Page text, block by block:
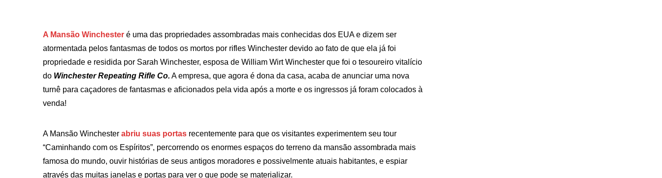
A Mansão Winchester é uma das propriedades assombradas mais conhecidas dos EUA e dizem ser
atormentada pelos fantasmas de todos os mortos por rifles Winchester devido ao fato de que ela já foi
propriedade e residida por Sarah Winchester, esposa de William Wirt Winchester que foi o tesoureiro vitalício
do Winchester Repeating Rifle Co. A empresa, que agora é dona da casa, acaba de anunciar uma nova
turnê para caçadores de fantasmas e aficionados pela vida após a morte e os ingressos já foram colocados à
venda!
A Mansão Winchester abriu suas portas recentemente para que os visitantes experimentem seu tour
“Caminhando com os Espíritos”, percorrendo os enormes espaços do terreno da mansão assombrada mais
famosa do mundo, ouvir histórias de seus antigos moradores e possivelmente atuais habitantes, e espiar
através das muitas janelas e portas para ver o que pode se materializar.